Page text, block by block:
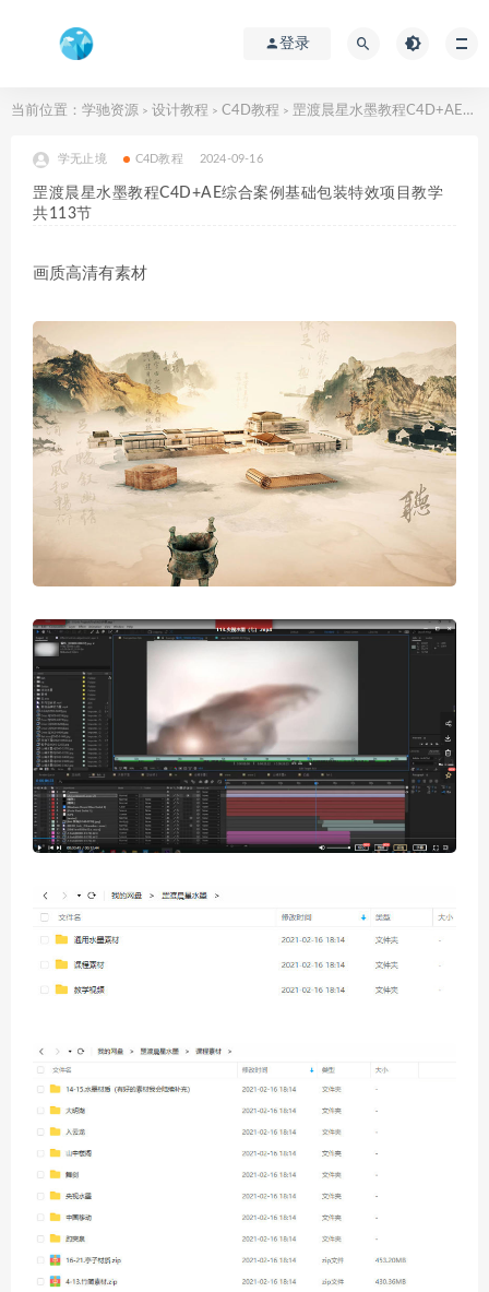
登录
当前位置： 学驰资源 > 设计教程 > C4D教程 > 罡渡晨星水墨教程C4D+AE综合案例基础包装特效项目教学共113节
学无止境 C4D教程 2024-09-16
罡渡晨星水墨教程C4D+AE综合案例基础包装特效项目教学
共113节
画质高清有素材